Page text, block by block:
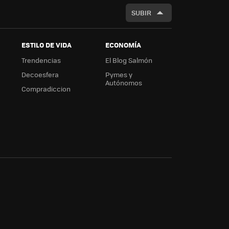
SUBIR
ESTILO DE VIDA
Trendencias
Decoesfera
Compradiccion
ECONOMÍA
El Blog Salmón
Pymes y
Autónomos